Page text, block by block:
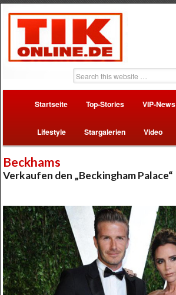
Startseite Top-Stories VIP-News
Lifestyle Stargalerien Video
Beckhams
Verkaufen den „Beckingham Palace“